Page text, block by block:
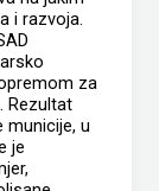
i razvoja.
za
Rezultat
municije, u
je